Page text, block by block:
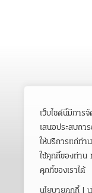
เว็บไซต์นี้มีกา
เสนอประสบกา
ให้บริการแก่ท่า
ใช้คุกกี้ของท่าน
คุกกี้ของเราได้
นโยบายคุกกี้ |